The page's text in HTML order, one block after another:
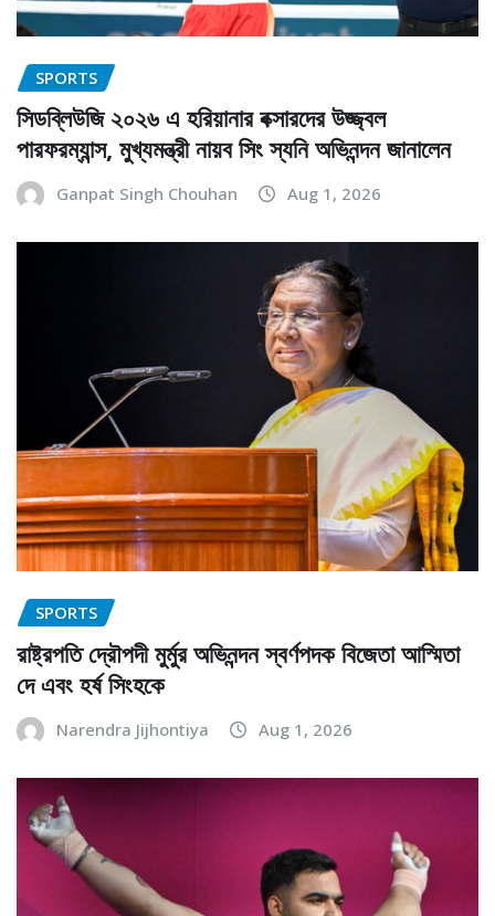
SPORTS
সিডব্লিউজি ২০২৬ এ হরিয়ানার বক্সারদের উজ্জ্বল
পারফরম্যান্স, মুখ্যমন্ত্রী নায়ব সিং স্যনি অভিনন্দন জানালেন
Ganpat Singh Chouhan Aug 1, 2026
SPORTS
রাষ্ট্রপতি দ্রৌপদী মুর্মুর অভিনন্দন স্বর্ণপদক বিজেতা আস্মিতা
দে এবং হর্ষ সিংহকে
Narendra Jijhontiya Aug 1, 2026